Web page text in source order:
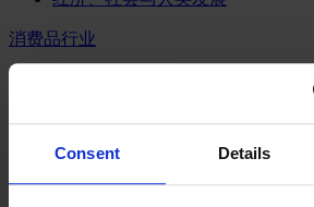
Consent Details
消费品行业
消费品
零售、服装与奢侈品